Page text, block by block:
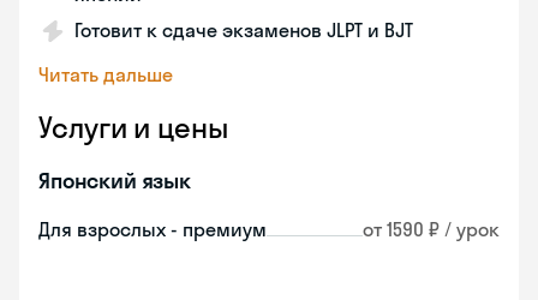
Готовит к сдаче экзаменов JLPT и BJT
Читать дальше
Услуги и цены
Японский язык
Для взрослых - премиум от 1590 ₽ / урок